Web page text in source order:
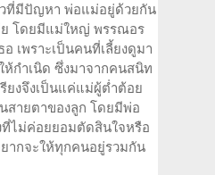
ที่มีปัญหา พ่อแม่อยู่ด้วยกัน
โดยมีแม่ใหญ่ พรรณอร
เพราะเป็นคนที่เลี้ยงดูมา
ห้กำเนิด ซึ่งมาจากคนสนิท
งจึงเป็นแค่แม่ผู้ต่ำต้อย
สายตาของลูก โดยมีพ่อ
ไม่ค่อยยอมตัดสินใจหรือ
ากจะให้ทุกคนอยู่รวมกัน